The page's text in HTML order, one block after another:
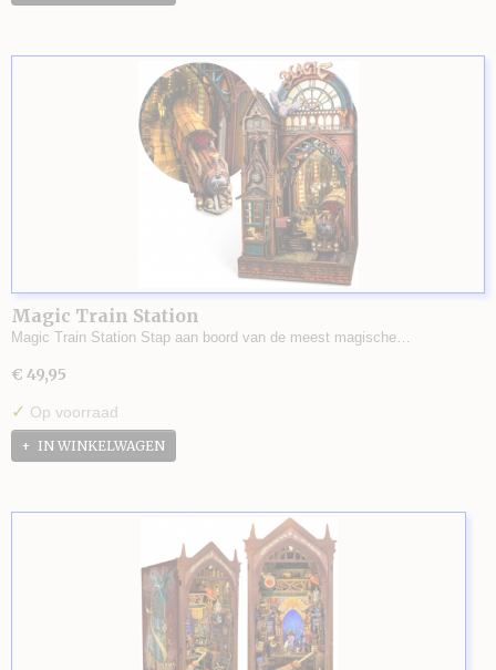
Magic Train Station
Magic Train Station Stap aan boord van de meest magische…
€ 49,95
✓ Op voorraad
IN WINKELWAGEN